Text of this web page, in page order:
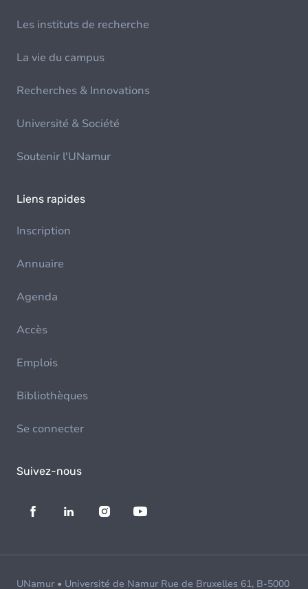
Les instituts de recherche
La vie du campus
Recherches & Innovations
Université & Société
Soutenir l'UNamur
Liens rapides
Inscription
Annuaire
Agenda
Accès
Emplois
Bibliothèques
Se connecter
Suivez-nous
UNamur • Université de Namur Rue de Bruxelles 61, B-5000